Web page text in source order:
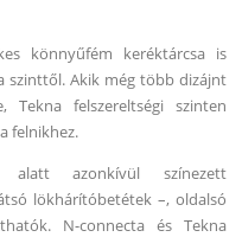
könnyűfém keréktárcsa is
szinttől. Akik még több dizájnt
Tekna felszereltségi szinten
felnikhez.
alatt azonkívül színezett
lökhárítóbetétek –, oldalsó
N-connecta és Tekna